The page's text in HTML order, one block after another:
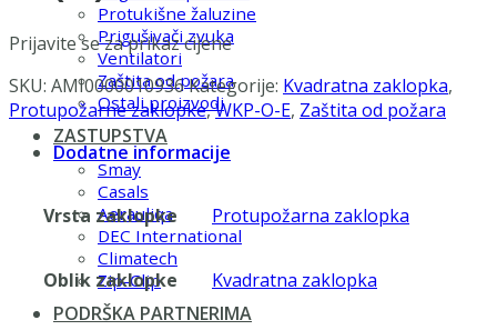
Protukišne žaluzine
Prigušivači zvuka
Ventilatori
Zaštita od požara
Ostali proizvodi
ZASTUPSTVA
Smay
Casals
Aerauliqa
DEC International
Climatech
Zip-Clip
PODRŠKA PARTNERIMA
Prijavite se za prikaz cijene
SKU: AMI0000010936Kategorije: Kvadratna zaklopka,
Protupožarne zaklopke,WKP-O-E, Zaštita od požara
Dodatne informacije
Vrsta zaklopke Protupožarna zaklopka
Oblik zaklopke Kvadratna zaklopka